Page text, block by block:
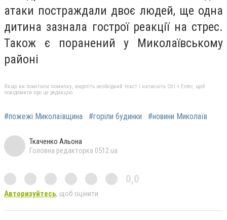
атаки постраждали двоє людей, ще одна
дитина зазнала гострої реакції на стрес.
Також є поранений у Миколаївському
районі
Якщо ви помітили помилку, виділіть необхідний текст і натисніть Ctrl + Enter, щоб
повідомити про це редакцію
#пожежі Миколаївщина #горіли будинки #новини Миколаїв
Ткаченко Альона
Головна редакторка 0512.ua
0,0
Авторизуйтесь, щоб оцінити